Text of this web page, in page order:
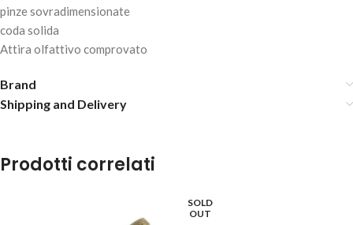
YUM CRAW PAPI – 3.75" Black Blue Shadow
pinze sovradimensionate
coda solida
Attira olfattivo comprovato
Brand
Shipping and Delivery
Prodotti correlati
SOLD
OUT